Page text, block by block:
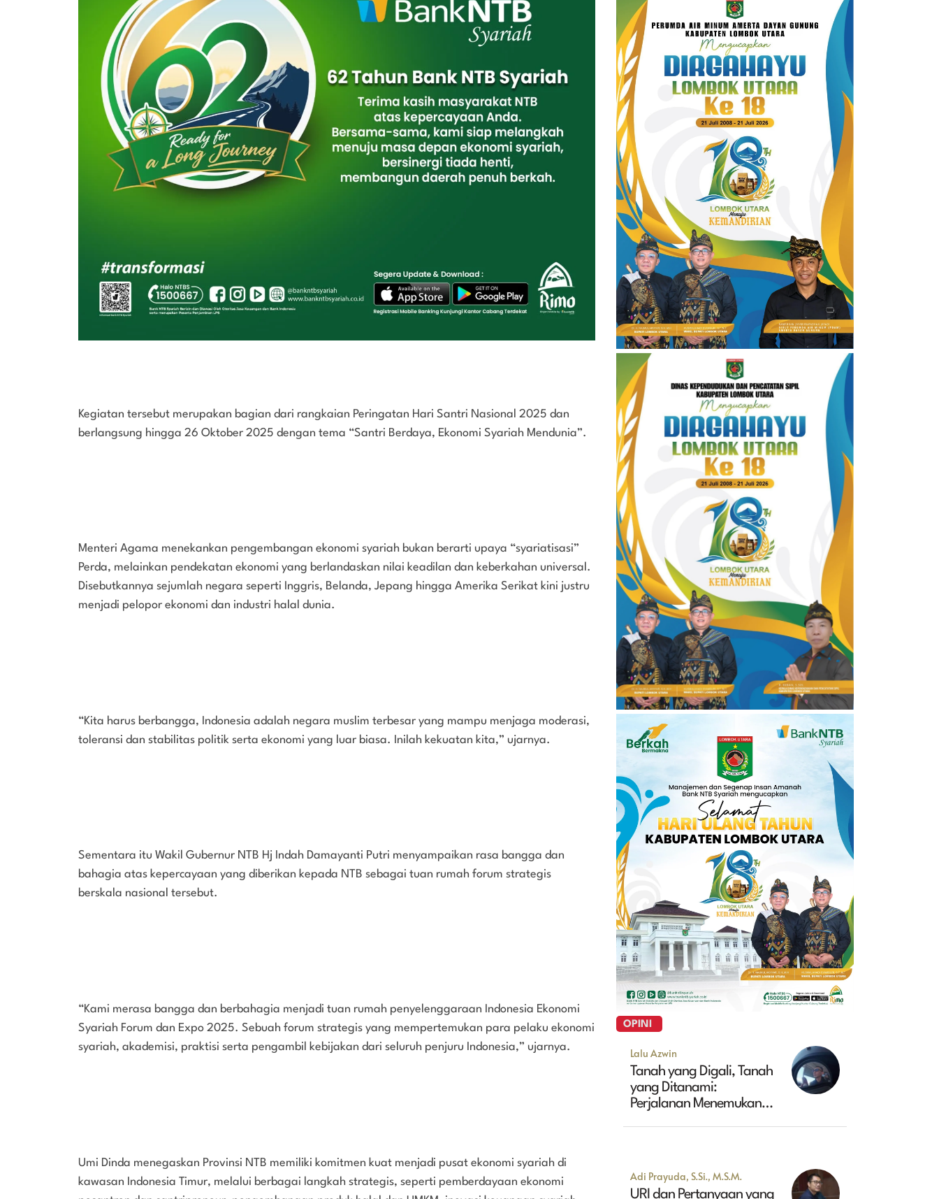
Kegiatan tersebut merupakan bagian dari rangkaian Peringatan Hari Santri Nasional 2025 dan
berlangsung hingga 26 Oktober 2025 dengan tema “Santri Berdaya, Ekonomi Syariah Mendunia”.
Menteri Agama menekankan pengembangan ekonomi syariah bukan berarti upaya “syariatisasi”
Perda, melainkan pendekatan ekonomi yang berlandaskan nilai keadilan dan keberkahan universal.
Disebutkannya sejumlah negara seperti Inggris, Belanda, Jepang hingga Amerika Serikat kini justru
menjadi pelopor ekonomi dan industri halal dunia.
“Kita harus berbangga, Indonesia adalah negara muslim terbesar yang mampu menjaga moderasi,
toleransi dan stabilitas politik serta ekonomi yang luar biasa. Inilah kekuatan kita,” ujarnya.
Sementara itu Wakil Gubernur NTB Hj Indah Damayanti Putri menyampaikan rasa bangga dan
bahagia atas kepercayaan yang diberikan kepada NTB sebagai tuan rumah forum strategis
berskala nasional tersebut.
“Kami merasa bangga dan berbahagia menjadi tuan rumah penyelenggaraan Indonesia Ekonomi
Syariah Forum dan Expo 2025. Sebuah forum strategis yang mempertemukan para pelaku ekonomi
syariah, akademisi, praktisi serta pengambil kebijakan dari seluruh penjuru Indonesia,” ujarnya.
Umi Dinda menegaskan Provinsi NTB memiliki komitmen kuat menjadi pusat ekonomi syariah di
kawasan Indonesia Timur, melalui berbagai langkah strategis, seperti pemberdayaan ekonomi
OPINI
Lalu Azwin
Tanah yang Digali, Tanah
yang Ditanami:
Perjalanan Menemukan
Adi Prayuda, S.Si., M.S.M.
URI dan Pertanyaan yang